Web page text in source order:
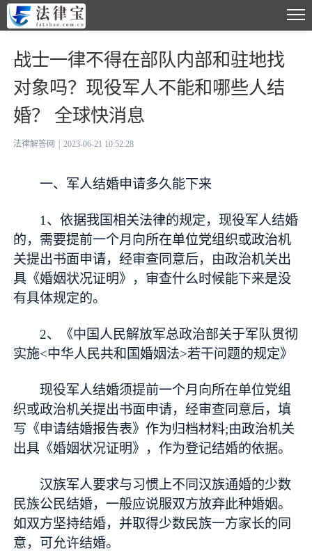
战士一律不得在部队内部和驻地找
对象吗？现役军人不能和哪些人结
婚？ 全球快消息
法律解答网 2023-06-21 10:52:28
一、军人结婚申请多久能下来
1、依据我国相关法律的规定，现役军人结婚
的，需要提前一个月向所在单位党组织或政治机
关提出书面申请，经审查同意后，由政治机关出
具《婚姻状况证明》，审查什么时候能下来是没
有具体规定的。
2、《中国人民解放军总政治部关于军队贯彻
实施<中华人民共和国婚姻法>若干问题的规定》
现役军人结婚须提前一个月向所在单位党组
织或政治机关提出书面申请，经审查同意后，填
写《申请结婚报告表》作为归档材料;由政治机关
出具《婚姻状况证明》，作为登记结婚的依据。
汉族军人要求与习惯上不同汉族通婚的少数
民族公民结婚，一般应说服双方放弃此种婚姻。
如双方坚持结婚，并取得少数民族一方家长的同
意，可允许结婚。